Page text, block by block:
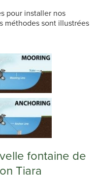
pour installer nos
méthodes sont illustrées
fontaine de
Tiara